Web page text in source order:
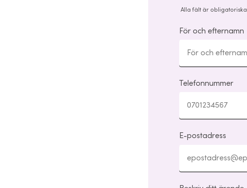
Alla fält är obligatoriska
För och efternamn
Telefonnummer
E-postadress